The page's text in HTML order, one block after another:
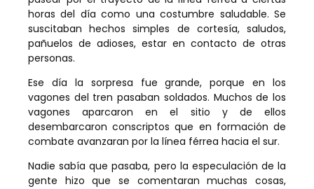
horas del día como una costumbre saludable. Se
suscitaban hechos simples de cortesía, saludos,
pañuelos de adioses, estar en contacto de otras
personas.
Ese día la sorpresa fue grande, porque en los
vagones del tren pasaban soldados. Muchos de los
vagones aparcaron en el sitio y de ellos
desembarcaron conscriptos que en formación de
combate avanzaran por la línea férrea hacia el sur.
Nadie sabía que pasaba, pero la especulación de la
gente hizo que se comentaran muchas cosas,